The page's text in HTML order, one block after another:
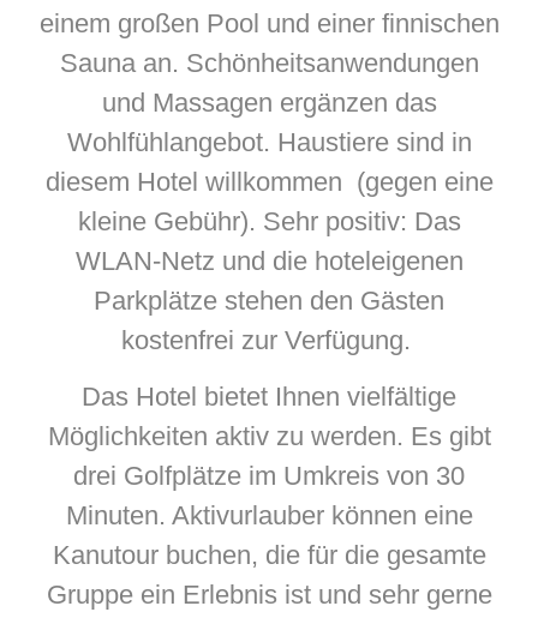
einem großen Pool und einer finnischen
Sauna an. Schönheitsanwendungen
und Massagen ergänzen das
Wohlfühlangebot. Haustiere sind in
diesem Hotel willkommen (gegen eine
kleine Gebühr). Sehr positiv: Das
WLAN-Netz und die hoteleigenen
Parkplätze stehen den Gästen
kostenfrei zur Verfügung.
Das Hotel bietet Ihnen vielfältige
Möglichkeiten aktiv zu werden. Es gibt
drei Golfplätze im Umkreis von 30
Minuten. Aktivurlauber können eine
Kanutour buchen, die für die gesamte
Gruppe ein Erlebnis ist und sehr gerne